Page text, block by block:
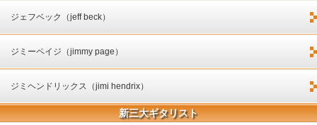
ジェフベック（jeff beck）
ジミーペイジ（jimmy page）
ジミヘンドリックス（jimi hendrix）
新三大ギタリスト